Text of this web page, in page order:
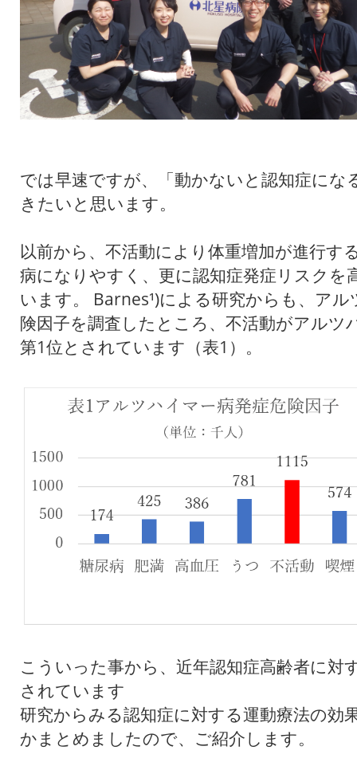
では早速ですが、「動かないと認知症にな
きたいと思います。
以前から、不活動により体重増加が進行す
病になりやすく、更に認知症発症リスクを
います。 Barnes¹)による研究からも、ア
険因子を調査したところ、不活動がアルツ
第1位とされています（表1）。
こういった事から、近年認知症高齢者に対
されています
研究からみる認知症に対する運動療法の効
かまとめましたので、ご紹介します。